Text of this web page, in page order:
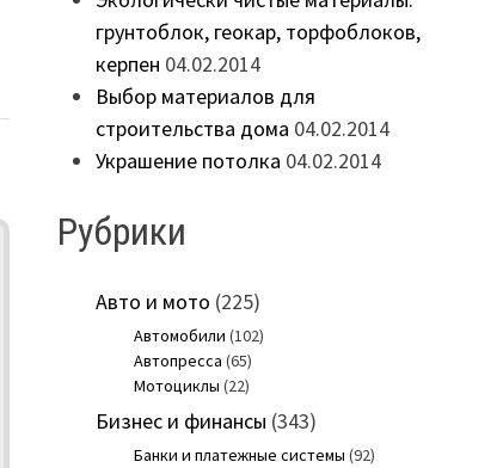
грунтоблок, геокар, торфоблоков,
керпен 04.02.2014
Выбор материалов для
строительства дома 04.02.2014
Украшение потолка 04.02.2014
Рубрики
Авто и мото (225)
Автомобили (102)
Автопресса (65)
Мотоциклы (22)
Бизнес и финансы (343)
Банки и платежные системы (92)